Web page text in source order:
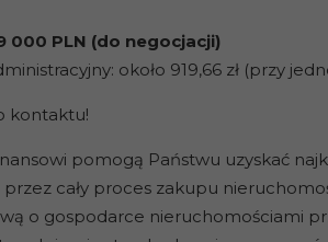
000 PLN (do negocjacji)
około 919,66 zł (przy
kontaktu!
pomogą Państwu uzyskać
cały proces zakupu
o gospodarce nieruchomościami